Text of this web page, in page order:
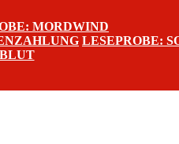
MORDWIND
LESEPROBE: